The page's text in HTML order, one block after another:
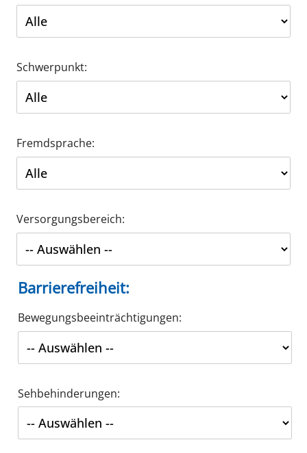
Schwerpunkt:
Fremdsprache:
Versorgungsbereich:
Barrierefreiheit:
Bewegungsbeeinträchtigungen:
Sehbehinderungen: